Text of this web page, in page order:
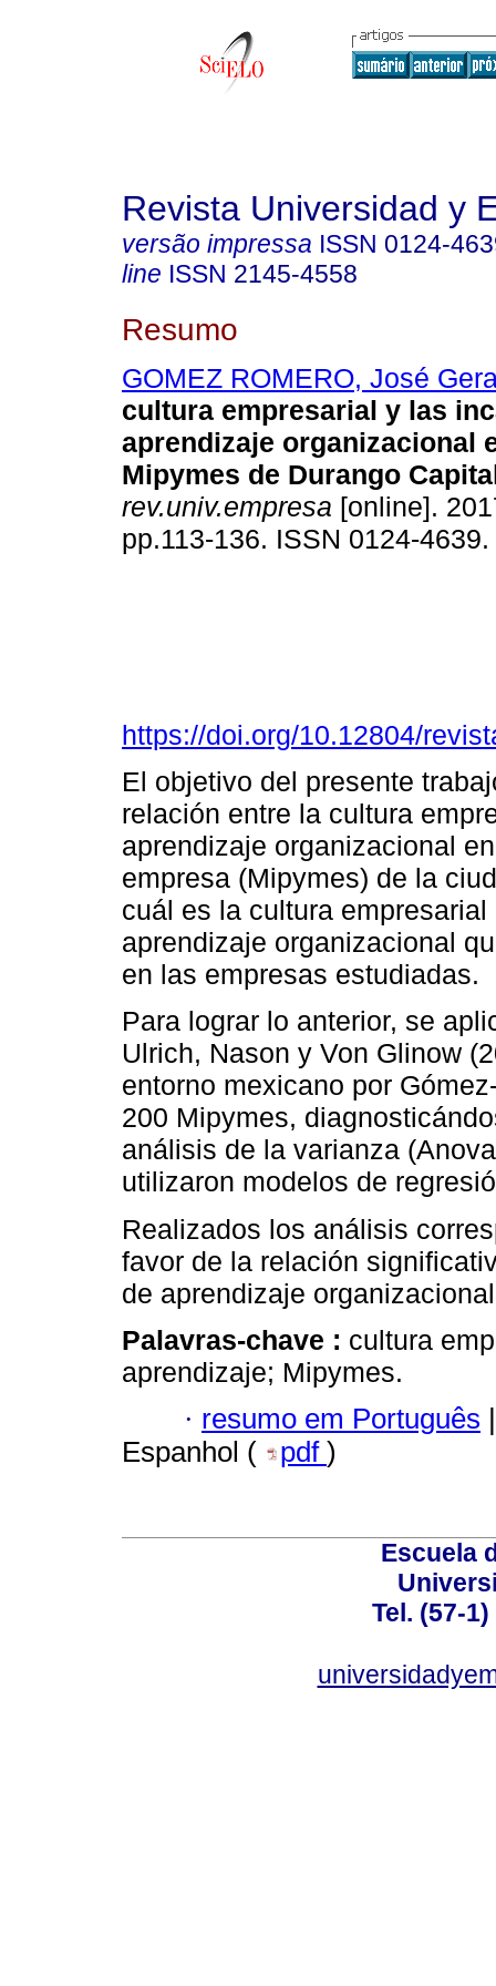
Revista Universidad y
versão impressa ISSN 0124-
line ISSN 2145-4558
Resumo
GOMEZ ROMERO, José
cultura empresarial y las
aprendizaje organizacional
Mipymes de Durango
rev.univ.empresa [online].
pp.113-136. ISSN 0124-4639.
https://doi.org/10.12804/
El objetivo del presente
relación entre la cultura
aprendizaje organizacional
empresa (Mipymes) de la
cuál es la cultura
aprendizaje organizacional
en las empresas estudiadas.
Para lograr lo anterior, se
Ulrich, Nason y Von Glinow
entorno mexicano por
200 Mipymes,
análisis de la varianza
utilizaron modelos de
Realizados los análisis
favor de la relación
de aprendizaje
Palavras-chave : cultura
aprendizaje; Mipymes.
· resumo em Português
Espanhol (
pdf )
Escuela
Tel. (57-